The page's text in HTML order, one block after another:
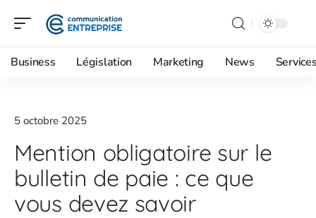
Business Législation Marketing News
5 octobre 2025
Mention obligatoire sur le
bulletin de paie : ce que
vous devez savoir